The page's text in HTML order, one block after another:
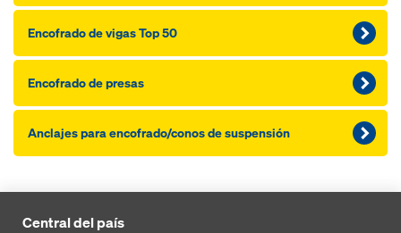
Encofrado de vigas Top 50
Encofrado de presas
Anclajes para encofrado/conos de suspensión
Central del país